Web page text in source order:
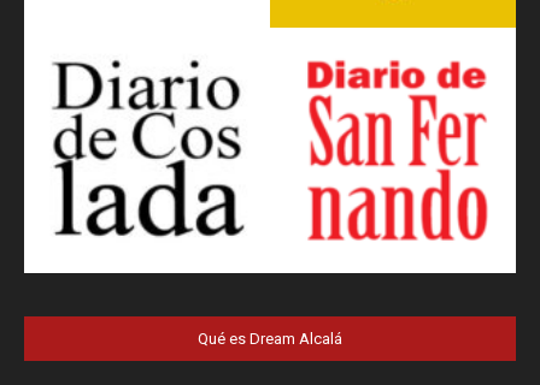
Qué es Dream Alcalá